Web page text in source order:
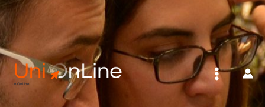
al
contenido
UniOnLine